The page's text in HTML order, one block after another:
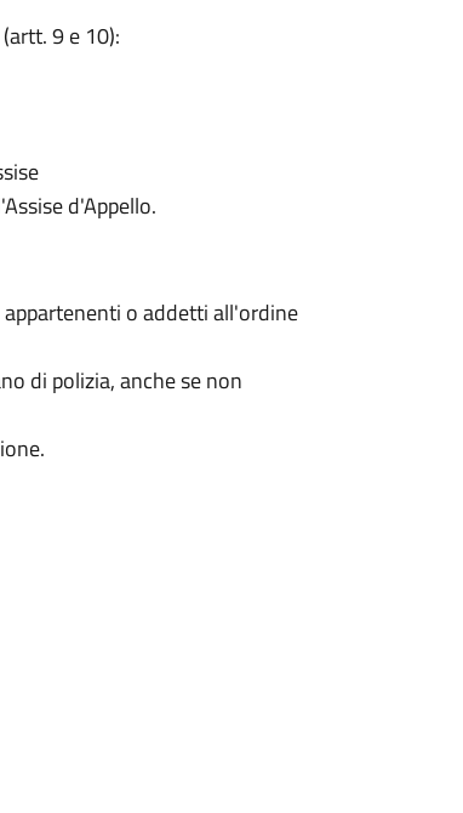
9 e 10):
d'Appello.
o addetti all'ordine
di polizia, anche se non